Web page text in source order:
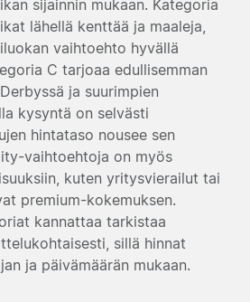
sijainnin mukaan. Kategoria
lähellä kenttää ja maaleja,
vaihtoehto hyvällä
C tarjoaa edullisemman
ja suurimpien
kysyntä on selvästi
hintataso nousee sen
vaihtoehtoja on myös
kuten yritysvierailut tai
premium-kokemuksen.
kannattaa tarkistaa
sillä hinnat
ja päivämäärän mukaan.